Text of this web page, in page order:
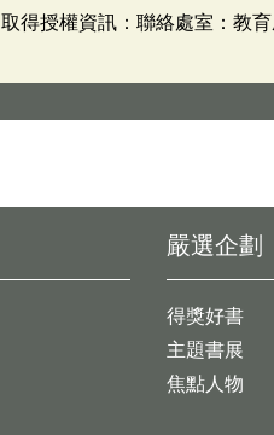
取得授權資訊：聯絡處室：教
嚴選企劃
得獎好書
主題書展
焦點人物